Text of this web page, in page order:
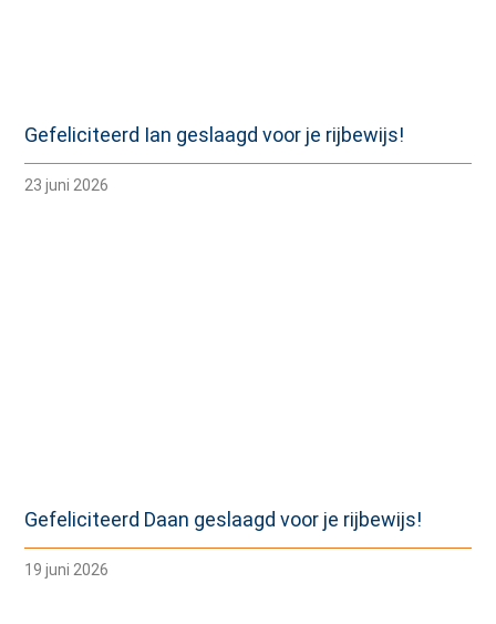
Gefeliciteerd Ian geslaagd voor je rijbewijs!
23 juni 2026
Gefeliciteerd Daan geslaagd voor je rijbewijs!
19 juni 2026